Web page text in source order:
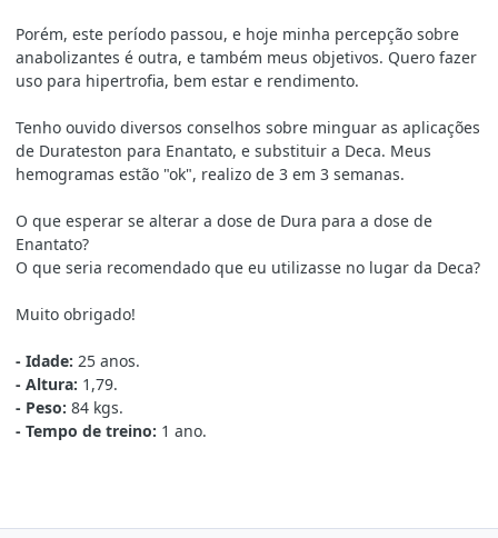
Porém, este período passou, e hoje minha percepção sobre
anabolizantes é outra, e também meus objetivos. Quero fazer
uso para hipertrofia, bem estar e rendimento.
Tenho ouvido diversos conselhos sobre minguar as aplicações
de Durateston para Enantato, e substituir a Deca. Meus
hemogramas estão "ok", realizo de 3 em 3 semanas.
O que esperar se alterar a dose de Dura para a dose de
Enantato?
O que seria recomendado que eu utilizasse no lugar da Deca?
Muito obrigado!
- Idade: 25 anos.
- Altura: 1,79.
- Peso: 84 kgs.
- Tempo de treino: 1 ano.